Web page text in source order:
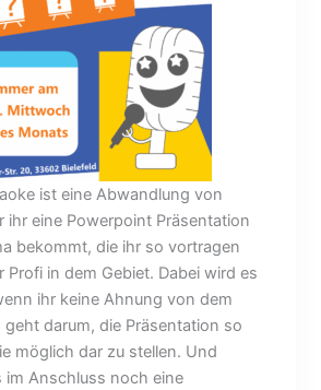
ist eine Abwandlung von
ihr eine Powerpoint Präsentation
bekommt, die ihr so vortragen
Profi in dem Gebiet. Dabei wird es
ihr keine Ahnung von dem
geht darum, die Präsentation so
möglich dar zu stellen. Und
im Anschluss noch eine